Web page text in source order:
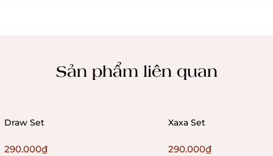
Sản phẩm liên quan
Draw Set
290.000₫
Xaxa Set
290.000₫